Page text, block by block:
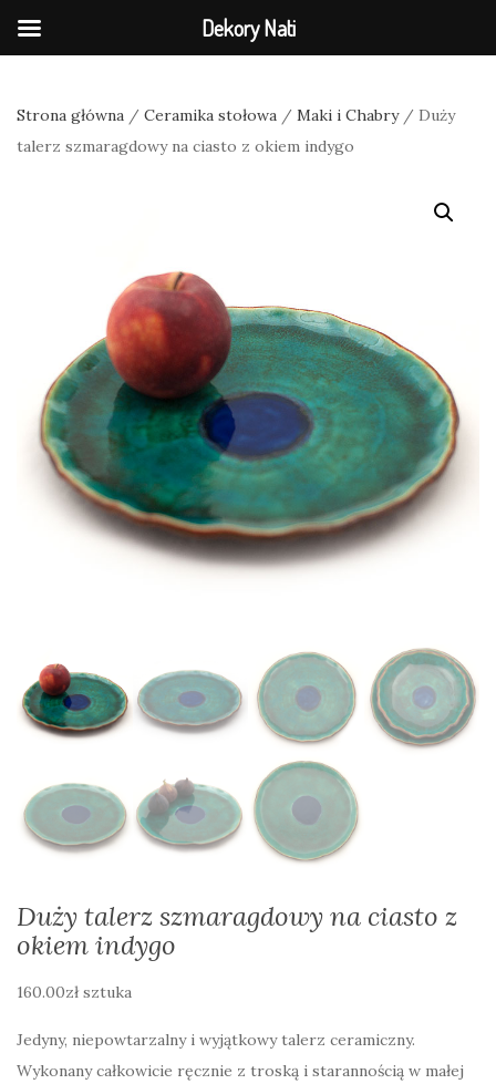
Strona główna / Ceramika stołowa / Maki i Chabry/ Duży
talerz szmaragdowy na ciasto z okiem indygo
Duży talerz szmaragdowy na ciasto z
okiem indygo
160.00zł sztuka
Jedyny, niepowtarzalny i wyjątkowy talerz ceramiczny.
Wykonany całkowicie ręcznie z troską i starannością w małej
Dekory Nati